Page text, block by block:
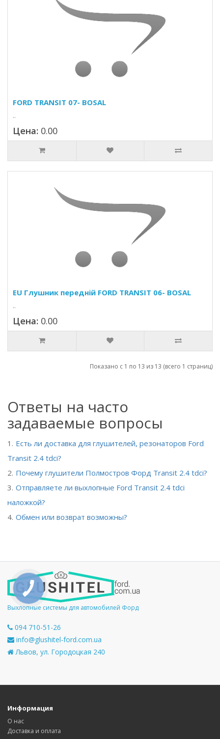
FORD TRANSIT 07- BOSAL
..
Цена: 0.00
EU Глушник передній FORD TRANSIT 06- BOSAL
..
Цена: 0.00
Показано с 1 по 13 из 13 (всего 1 страниц)
Ответы на часто
задаваемые вопросы
Есть ли доставка для глушителей, резонаторов Ford
Transit 2.4 tdci?
Почему глушители Полмостров Форд Transit 2.4 tdci?
Отправляете ли выхлопные Ford Transit 2.4 tdci
наложкой?
Обмен или возврат возможны?
Выхлопные системы для автомобилей Форд
094 710-51-26
info@glushitel-ford.com.ua
Львов, ул. Городоцкая 240
Информация
О нас
Доставка и оплата